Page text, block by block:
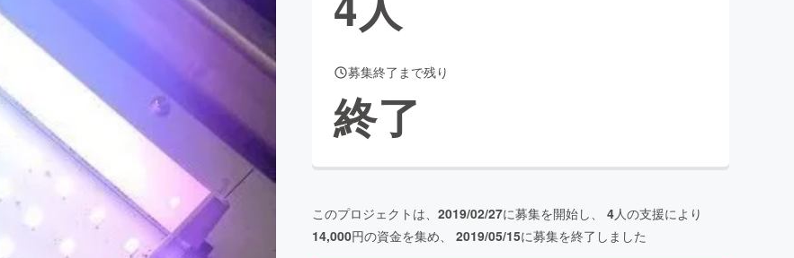
CAMPFIRE for Social Good
CAMPFIRE Creation
CAMPFIREふるさと納税
machi-ya
募集終了まで残り
終了
このプロジェクトは、 2019/02/27に募集を開始し、 4人の支援により
14,000円の資金を集め、 2019/05/15に募集を終了しました